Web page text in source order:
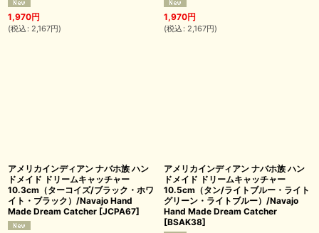
1,970円
(税込 : 2,167円)
1,970円
(税込 : 2,167円)
アメリカインディアン ナバホ族 ハン
ドメイド ドリームキャッチャー
10.3cm（ターコイズ/ブラック・ホワ
イト・ブラック）/Navajo Hand
Made Dream Catcher [JCPA67]
アメリカインディアン ナバホ族 ハン
ドメイド ドリームキャッチャー
10.5cm（タン/ライトブルー・ライト
グリーン・ライトブルー）/Navajo
Hand Made Dream Catcher
[BSAK38]